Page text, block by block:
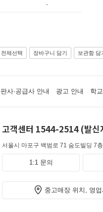
-
전체선택 장바구니 담기 보관함 담
사·공급사 안내 광고 안내 학
고객센터 1544-2514 (발신
서울시 마포구 백범로 71 숨도빌딩 7층
1:1 문의
중고매장 위치, 영